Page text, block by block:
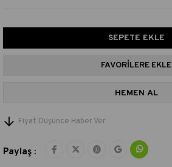
FAVORILERE EKLE
Fiyat Düşünce Haber Ver
Paylaş :